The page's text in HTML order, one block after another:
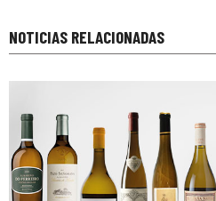
NOTICIAS RELACIONADAS